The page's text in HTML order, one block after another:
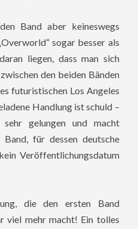
Band aber keineswegs
sogar besser als
liegen, dass man sich
den beiden Bänden
futuristischen Los Angeles
Handlung ist schuld –
gelungen und macht
für dessen deutsche
Veröffentlichungsdatum
die den ersten Band
viel mehr macht! Ein tolles